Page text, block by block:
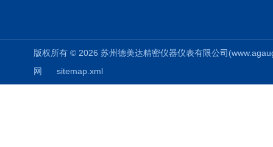
版权所有 © 2026 苏州德美达精密仪器仪表有限公司
网
sitemap.xml